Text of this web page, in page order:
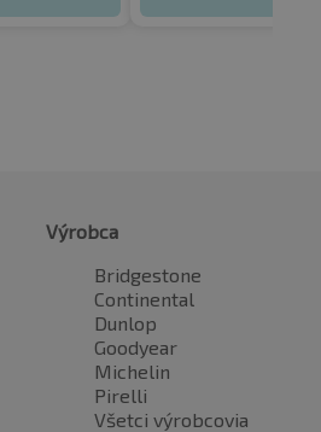
Výrobca
Bridgestone
Continental
Dunlop
Goodyear
Michelin
Pirelli
Všetci výrobcovia